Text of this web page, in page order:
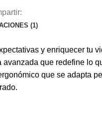
(1)
y enriquecer tu
que redefine lo
que se adapta